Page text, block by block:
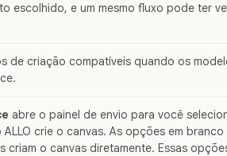
escolhido, e um mesmo fluxo pode ter
de criação compatíveis quando os
abre o painel de envio para você
crie o canvas. As opções em branco
criam o canvas diretamente. Essas